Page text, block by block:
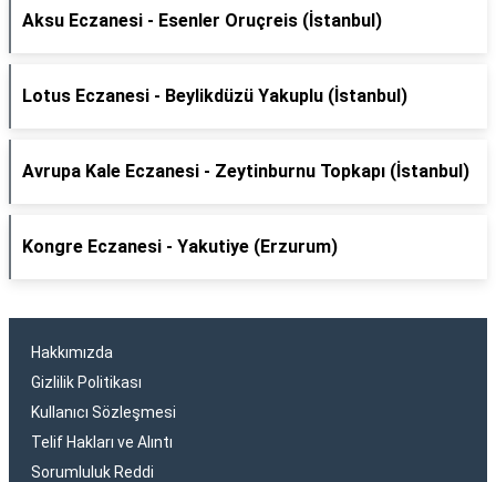
Aksu Eczanesi - Esenler Oruçreis (İstanbul)
Lotus Eczanesi - Beylikdüzü Yakuplu (İstanbul)
Avrupa Kale Eczanesi - Zeytinburnu Topkapı (İstanbul)
Kongre Eczanesi - Yakutiye (Erzurum)
Hakkımızda
Gizlilik Politikası
Kullanıcı Sözleşmesi
Telif Hakları ve Alıntı
Sorumluluk Reddi